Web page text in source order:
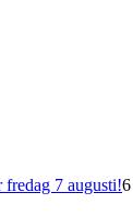
7 augusti!